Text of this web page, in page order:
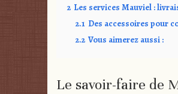
2 Les services Mauviel :
2.1 Des accessoires pour
2.2 Vous aimerez aussi :
Le savoir-faire de